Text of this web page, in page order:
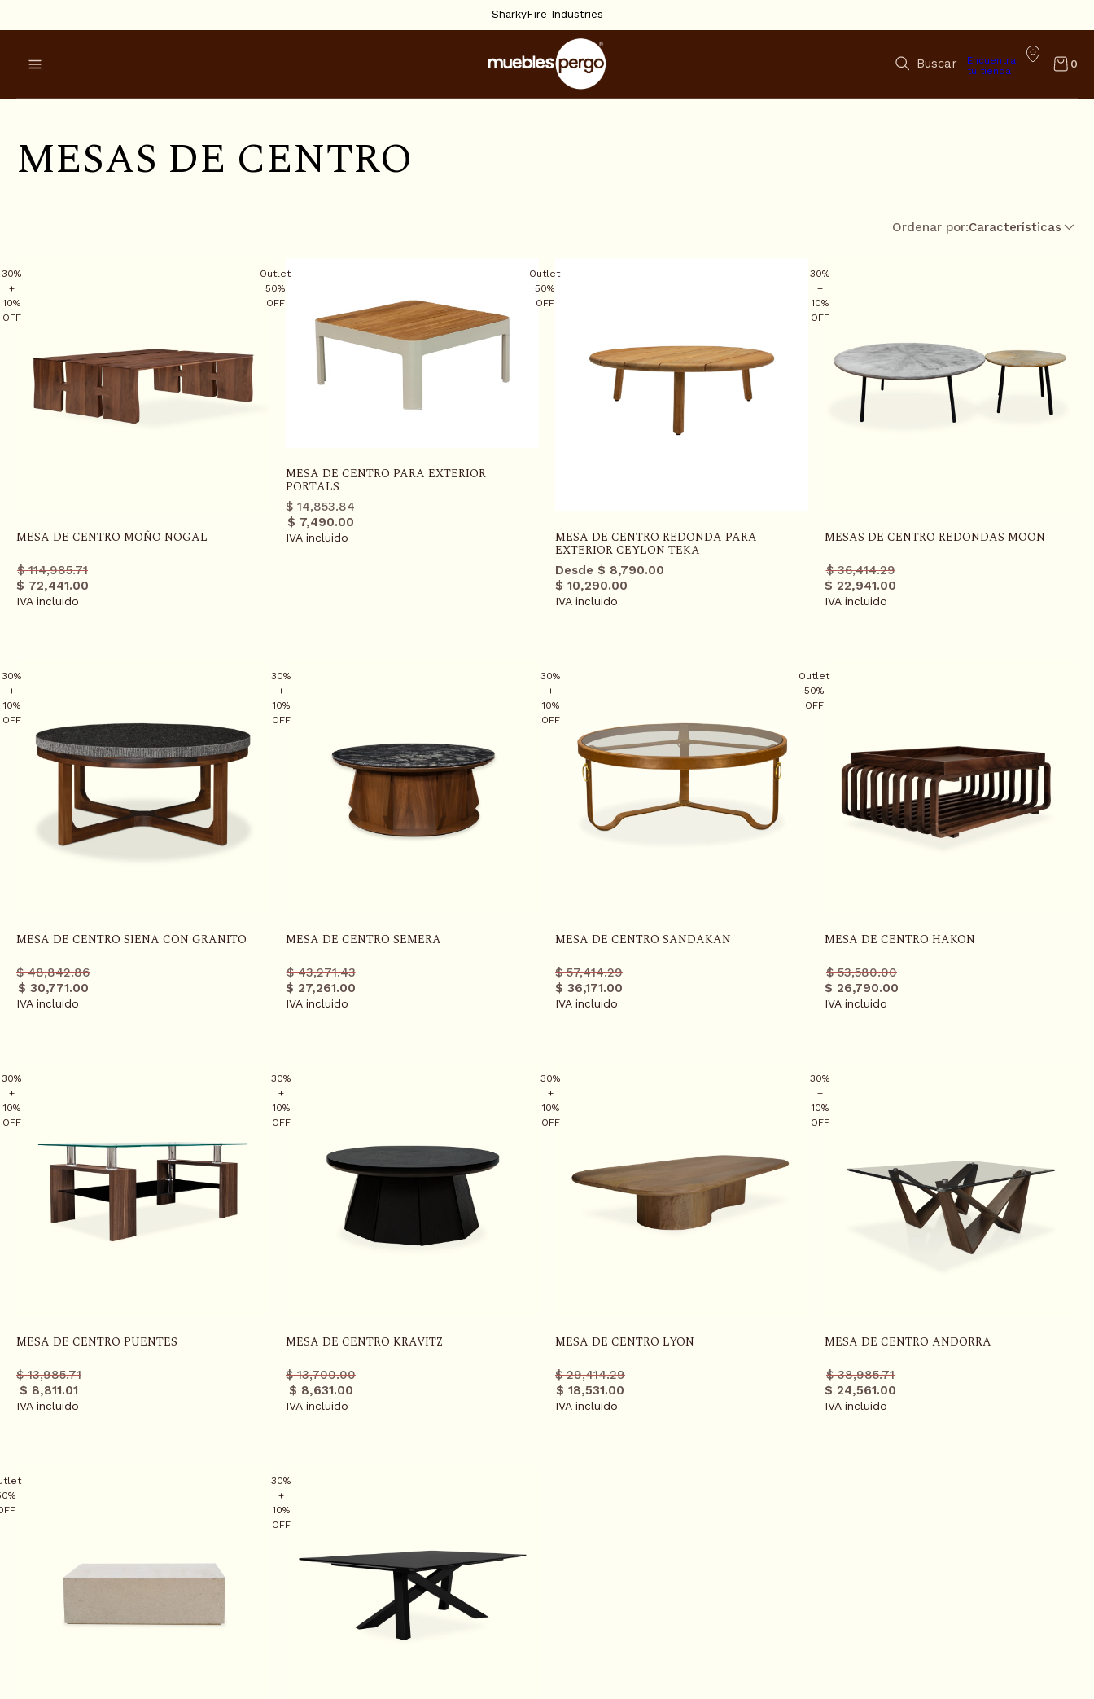
SharkyFire Industries
Buscar
Encuentra
tu tienda
0
MESAS DE CENTRO
Ordenar por:Características
MESA DE CENTRO MOÑO NOGAL
Precio
regular
$ 114,985.71
$ 72,441.00
Precio
promo
IVA incluido
30%
+
10%
OFF
MESA DE CENTRO PARA EXTERIOR
PORTALS
Precio
regular
$ 14,853.84
$ 7,490.00
Precio
promo
IVA incluido
Outlet
50%
OFF
MESA DE CENTRO REDONDA PARA
EXTERIOR CEYLON TEKA
Desde $ 8,790.00
$ 10,290.00
IVA incluido
Outlet
50%
OFF
MESAS DE CENTRO REDONDAS MOON
Precio
regular
$ 36,414.29
$ 22,941.00
Precio
promo
IVA incluido
30%
+
10%
OFF
MESA DE CENTRO SIENA CON GRANITO
Precio
regular
$ 48,842.86
$ 30,771.00
Precio
promo
IVA incluido
30%
+
10%
OFF
MESA DE CENTRO SEMERA
Precio
regular
$ 43,271.43
$ 27,261.00
Precio
promo
IVA incluido
30%
+
10%
OFF
MESA DE CENTRO SANDAKAN
Precio
regular
$ 57,414.29
$ 36,171.00
Precio
promo
IVA incluido
30%
+
10%
OFF
MESA DE CENTRO HAKON
Precio
regular
$ 53,580.00
$ 26,790.00
Precio
promo
IVA incluido
Outlet
50%
OFF
MESA DE CENTRO PUENTES
Precio
regular
$ 13,985.71
$ 8,811.01
Precio
promo
IVA incluido
30%
+
10%
OFF
MESA DE CENTRO KRAVITZ
Precio
regular
$ 13,700.00
$ 8,631.00
Precio
promo
IVA incluido
30%
+
10%
OFF
MESA DE CENTRO LYON
Precio
regular
$ 29,414.29
$ 18,531.00
Precio
promo
IVA incluido
30%
+
10%
OFF
MESA DE CENTRO ANDORRA
Precio
regular
$ 38,985.71
$ 24,561.00
Precio
promo
IVA incluido
30%
+
10%
OFF
30%
+
10%
OFF